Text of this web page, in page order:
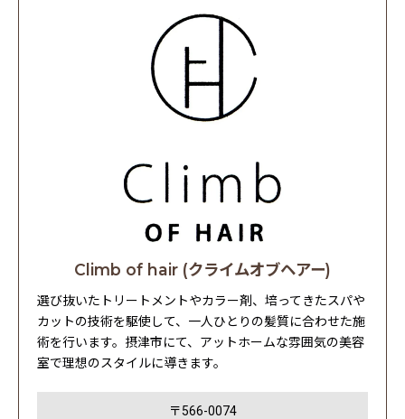
Climb of hair (クライムオブヘアー)
選び抜いたトリートメントやカラー剤、培ってきたスパや
カットの技術を駆使して、一人ひとりの髪質に合わせた施
術を行います。摂津市にて、アットホームな雰囲気の美容
室で理想のスタイルに導きます。
〒566-0074